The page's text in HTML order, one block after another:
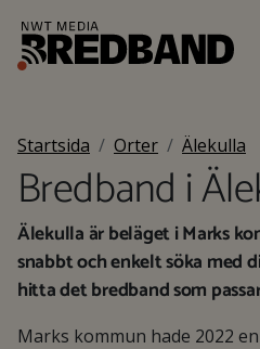
Startsida Orter Älekulla
Bredband i
Älekulla är beläget i Marks
snabbt och enkelt söka med
hitta det bredband som
Marks kommun hade 2022